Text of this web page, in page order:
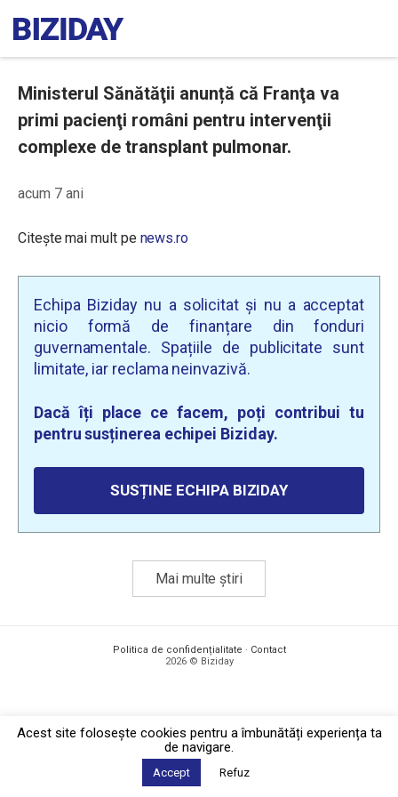
Ministerul Sănătăţii anunță că Franţa va
primi pacienţi români pentru intervenţii
complexe de transplant pulmonar.
acum 7 ani
Citește mai mult pe news.ro
Echipa Biziday nu a solicitat și nu a acceptat
nicio formă de finanțare din fonduri
guvernamentale. Spațiile de publicitate sunt
limitate, iar reclama neinvazivă.
Dacă îți place ce facem, poți contribui tu
pentru susținerea echipei Biziday.
SUSȚINE ECHIPA BIZIDAY
Mai multe știri
Politica de confidențialitate · Contact
2026 © Biziday
Acest site foloseşte cookies pentru a îmbunătăți experiența ta
de navigare.
Accept Refuz